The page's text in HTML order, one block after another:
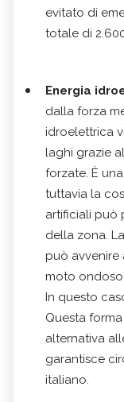
evitato di
totale di
Energia
dalla forza
idroelettrica
laghi grazie
forzate. È
tuttavia la
artificiali può
della zona.
può avvenire
moto
In questo
Questa
alternativa
garantisce
italiano.